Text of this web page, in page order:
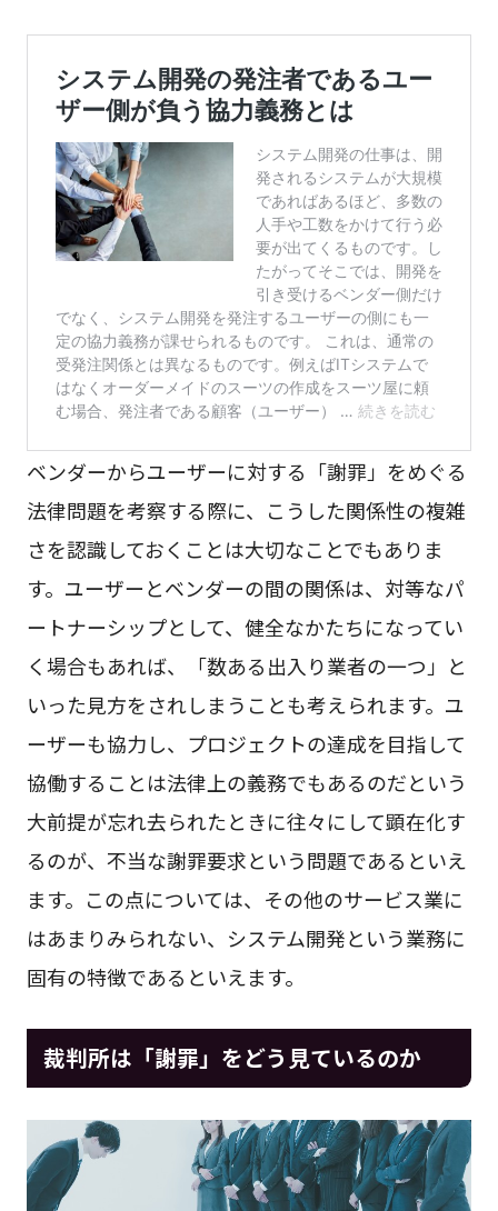
ベンダーからユーザーに対する「謝罪」をめぐる
法律問題を考察する際に、こうした関係性の複雑
さを認識しておくことは大切なことでもありま
す。ユーザーとベンダーの間の関係は、対等なパ
ートナーシップとして、健全なかたちになってい
く場合もあれば、「数ある出入り業者の一つ」と
いった見方をされしまうことも考えられます。ユ
ーザーも協力し、プロジェクトの達成を目指して
協働することは法律上の義務でもあるのだという
大前提が忘れ去られたときに往々にして顕在化す
るのが、不当な謝罪要求という問題であるといえ
ます。この点については、その他のサービス業に
はあまりみられない、システム開発という業務に
固有の特徴であるといえます。
裁判所は「謝罪」をどう見ているのか